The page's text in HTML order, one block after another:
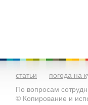
статьи погода на
По вопросам
© Копирование и